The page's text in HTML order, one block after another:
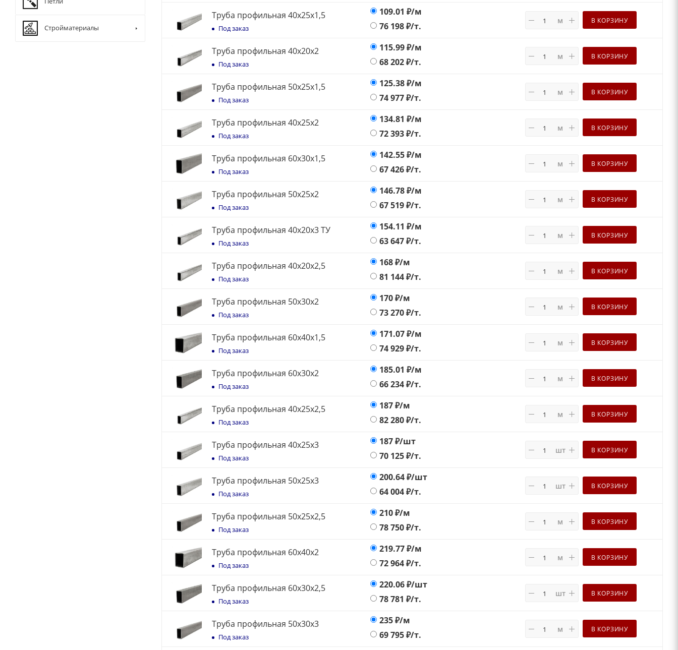
Труба профильная 40х25х1,5
Под заказ
109.01 ₽/м
76 198₽/т.
м В КОРЗИНУ
Труба профильная 40х20х2
Под заказ
115.99₽/м
68 202₽/т.
м В КОРЗИНУ
Труба профильная 50х25х1,5
Под заказ
125.38₽/м
74 977₽/т.
м В КОРЗИНУ
Труба профильная 40х25х2
Под заказ
134.81 ₽/м
72 393₽/т.
м В КОРЗИНУ
Труба профильная 60х30х1,5
Под заказ
142.55₽/м
67 426₽/т.
м В КОРЗИНУ
Труба профильная 50х25х2
Под заказ
146.78₽/м
67 519₽/т.
м В КОРЗИНУ
Труба профильная 40х20х3 ТУ
Под заказ
154.11 ₽/м
63 647₽/т.
м В КОРЗИНУ
Труба профильная 40х20х2,5
Под заказ
168₽/м
81 144₽/т.
м В КОРЗИНУ
Труба профильная 50х30х2
Под заказ
170₽/м
73 270₽/т.
м В КОРЗИНУ
Труба профильная 60х40х1,5
Под заказ
171.07₽/м
74 929₽/т.
м В КОРЗИНУ
Труба профильная 60х30х2
Под заказ
185.01 ₽/м
66 234₽/т.
м В КОРЗИНУ
Труба профильная 40х25х2,5
Под заказ
187₽/м
82 280₽/т.
м В КОРЗИНУ
Труба профильная 40х25х3
Под заказ
187₽/шт
70 125₽/т.
шт В КОРЗИНУ
Труба профильная 50х25х3
Под заказ
200.64₽/шт
64 004₽/т.
шт В КОРЗИНУ
Труба профильная 50х25х2,5
Под заказ
210₽/м
78 750₽/т.
м В КОРЗИНУ
Труба профильная 60х40х2
Под заказ
219.77₽/м
72 964₽/т.
м В КОРЗИНУ
Труба профильная 60х30х2,5
Под заказ
220.06₽/шт
78 781 ₽/т.
шт В КОРЗИНУ
Труба профильная 50х30х3
Под заказ
235₽/м
69 795₽/т.
м В КОРЗИНУ
Стройматериалы